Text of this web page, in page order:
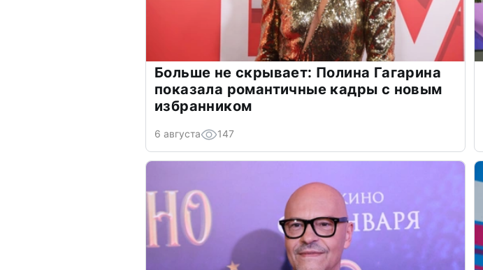
Больше не скрывает: Полина Гагарина
показала романтичные кадры с новым
избранником
6 августа 147